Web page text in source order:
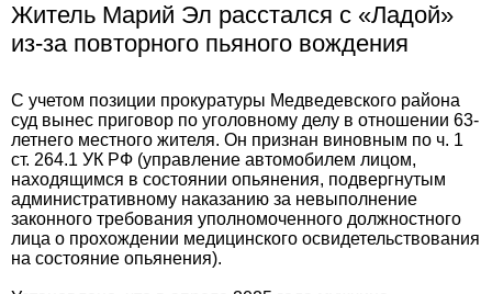
Житель Марий Эл расстался с «Ладой»
из-за повторного пьяного вождения
С учетом позиции прокуратуры Медведевского района
суд вынес приговор по уголовному делу в отношении 63-
летнего местного жителя. Он признан виновным по ч. 1
ст. 264.1 УК РФ (управление автомобилем лицом,
находящимся в состоянии опьянения, подвергнутым
административному наказанию за невыполнение
законного требования уполномоченного должностного
лица о прохождении медицинского освидетельствования
на состояние опьянения).